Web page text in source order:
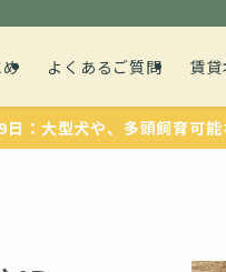
よくあるご質問 賃
多頭飼育可能な物件を１